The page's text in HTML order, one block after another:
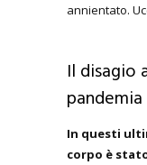
annientato.
Il disagio
pandemia
In questi
corpo è